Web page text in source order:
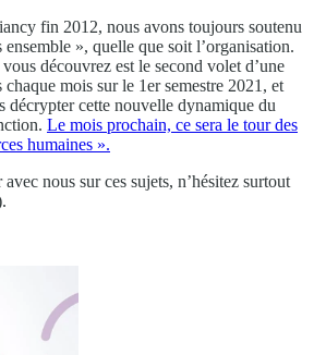
fin 2012, nous avons toujours soutenu
», quelle que soit l’organisation.
découvrez est le second volet d’une
mois sur le 1er semestre 2021, et
décrypter cette nouvelle dynamique du
Le mois prochain, ce sera le tour des
humaines ».
nous sur ces sujets, n’hésitez surtout